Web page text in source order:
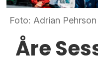
Foto: Adrian Pehrson
Åre